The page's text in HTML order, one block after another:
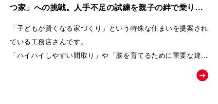
また、商品の魅力を一方的に伝えるのではなく、友人との会話
納得しながら家づくりを進めていく流れを描くことで、企業へ
の信頼感も醸成できるよう設計しています。
終盤では、実際のお客様の声や、会社の理念・アフターメンテ
つ家」への挑戦。人手不足の試練を親子の絆で乗り越
「子どもが賢くなる家づくり」という特殊な住まいを提案され
ている工務店さんです。
「ハイハイしやすい間取り」や「脳を育てるために重要な建材
世間一般ではまだ認知されていないことを、わかりやすくお客